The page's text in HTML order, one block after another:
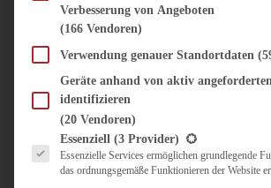
DIPS, SAUCEN,
UNTERWEGS
Verbesserung von Angeboten
(166 Vendoren)
Verwendung genauer Standortdaten
Geräte anhand von aktiv
identifizieren
(20 Vendoren)
Es folgt eine Liste der Service-Gruppen, für die eine
Essenziell (3 Provider)
Essenzielle Services ermöglichen grundlegende
das ordnungsgemäße Funktionieren der Website